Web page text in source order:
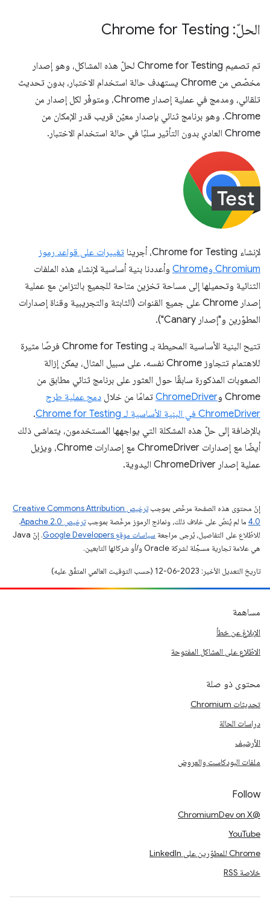
الحلّ: Chrome for Testing
تم تصميم Chrome for Testing لحلّ هذه المشاكل، وهو إصدار
مخصّص من Chrome يستهدف حالة استخدام الاختبار، بدون تحديث
تلقائي، ومدمج في عملية إصدار Chrome، ومتوفّر لكل إصدار من
Chrome. وهو برنامج ثنائي بإصدار معيّن قريب قدر الإمكان من
Chrome العادي بدون التأثير سلبًا في حالة استخدام الاختبار.
لإنشاء Chrome for Testing، أجرينا
تغييرات على قواعد رموز
Chromium وChrome
وأعددنا بنية أساسية لإنشاء هذه الملفات
الثنائية وتحميلها إلى مساحة تخزين متاحة للجميع بالتزامن مع عملية
إصدار Chrome على جميع القنوات (الثابتة والتجريبية وقناة إصدارات
المطوّرين و"إصدار Canary").
تتيح البنية الأساسية المحيطة بـ Chrome for Testing فرصًا مثيرة
للاهتمام تتجاوز Chrome نفسه. على سبيل المثال، يمكن إزالة
الصعوبات المذكورة سابقًا حول العثور على برنامج ثنائي مطابق من
Chrome و ChromeDriver تمامًا من خلال دمج عملية طرح
ChromeDriver في البنية الأساسية لـ Chrome for Testing
.
بالإضافة إلى حلّ هذه المشكلة التي يواجهها المستخدمون، يتماشى ذلك
أيضًا مع إصدارات ChromeDriver مع إصدارات Chrome، ويزيل
عملية إصدار ChromeDriver اليدوية.
إنّ محتوى هذه الصفحة مرخّص بموجب
ترخيص Creative Commons Attribution
4.0‏ ما لم يُنصّ على خلاف ذلك، ونماذج الرموز مرخّصة بموجبترخيص Apache 2.0‏
.
للاطّلاع على التفاصيل، يُرجى مراجعة سياسات موقع Google Developers‏
. إنّ Java
هي علامة تجارية مسجَّلة لشركة Oracle و/أو شركائها التابعين.
تاريخ التعديل الأخير: 2023-06-12 (حسب التوقيت العالمي المتفَّق عليه)
مساهمة
الإبلاغ عن خطأ
الاطّلاع على المشاكل المفتوحة
محتوى ذو صلة
تحديثات Chromium
دراسات الحالة
الأرشيف
ملفات البودكاست والعروض
Follow
@ChromiumDev on X
YouTube
Chrome للمطوّرين على LinkedIn
خلاصة RSS